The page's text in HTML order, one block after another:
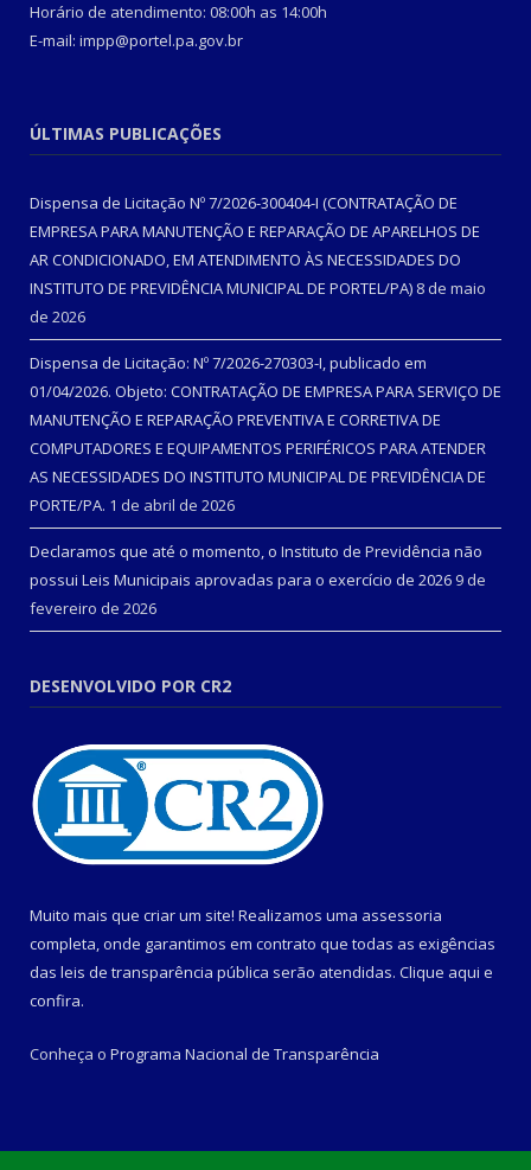
Horário de atendimento: 08:00h as 14:00h
E-mail: impp@portel.pa.gov.br
ÚLTIMAS PUBLICAÇÕES
Dispensa de Licitação Nº 7/2026-300404-I (CONTRATAÇÃO DE
EMPRESA PARA MANUTENÇÃO E REPARAÇÃO DE APARELHOS DE
AR CONDICIONADO, EM ATENDIMENTO ÀS NECESSIDADES DO
INSTITUTO DE PREVIDÊNCIA MUNICIPAL DE PORTEL/PA) 8 de maio
de 2026
Dispensa de Licitação: Nº 7/2026-270303-I, publicado em
01/04/2026. Objeto: CONTRATAÇÃO DE EMPRESA PARA SERVIÇO DE
MANUTENÇÃO E REPARAÇÃO PREVENTIVA E CORRETIVA DE
COMPUTADORES E EQUIPAMENTOS PERIFÉRICOS PARA ATENDER
AS NECESSIDADES DO INSTITUTO MUNICIPAL DE PREVIDÊNCIA DE
PORTE/PA. 1 de abril de 2026
Declaramos que até o momento, o Instituto de Previdência não
possui Leis Municipais aprovadas para o exercício de 2026 9 de
fevereiro de 2026
DESENVOLVIDO POR CR2
Muito mais que criar um site! Realizamos uma assessoria
completa, onde garantimos em contrato que todas as exigências
das leis de transparência pública serão atendidas. Clique aqui e
confira.
Conheça o Programa Nacional de Transparência